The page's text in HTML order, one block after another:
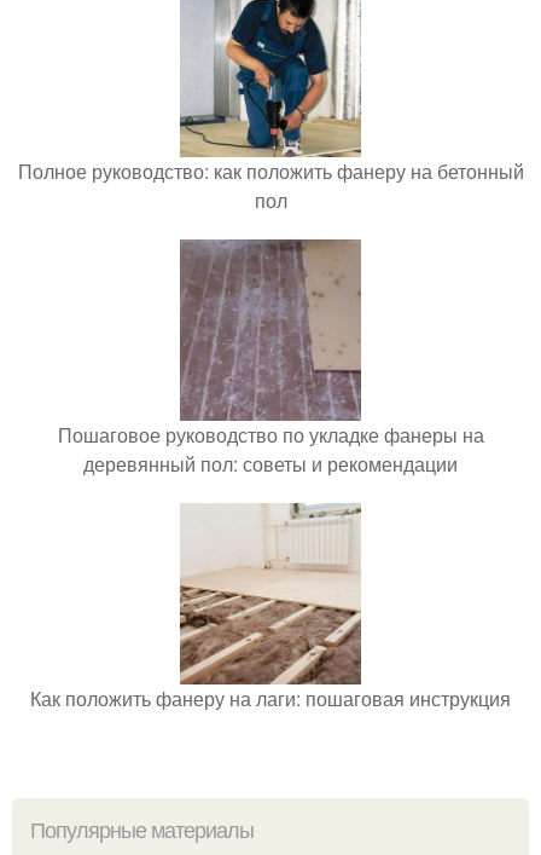
Полное руководство: как положить фанеру на бетонный
пол
Пошаговое руководство по укладке фанеры на
деревянный пол: советы и рекомендации
Как положить фанеру на лаги: пошаговая инструкция
Популярные материалы